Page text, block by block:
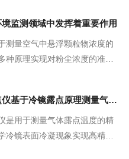
体积或质量。这一步骤通常由
瓶、流量计等完成，以准确捕
，能够及时发现环境中细微的
防粉尘超标带来的危害。便携
重量轻，可轻松放入背包或手
实时显示、报警功能等，当粉
值时会及时发出警报，提醒工
施，...
监测领域中发挥着重要作用
测量空气中悬浮颗粒物浓度的
种原理实现对粉尘浓度的准确
工业安全等领域发挥着重要作
基本工作原理：1.光散射法：当
浮的粒子上时，会产生光散射
便携式冷镜露点仪基于冷镜露点原理测量气体湿度
是用于测量气体露点温度的精
冷镜表面冷凝现象实现高精度